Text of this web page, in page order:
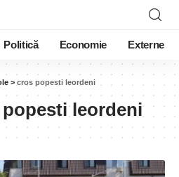
Politică Economie Externe
> cros popesti leordeni
leordeni